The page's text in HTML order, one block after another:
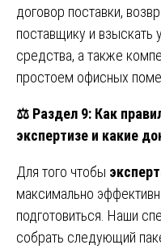
договор поставки,
поставщику и
средства, а также
простоем офисных
⚖️ Раздел 9: Как
экспертизе и какие
Для того чтобы
максимально
подготовиться. Наши
собрать следующий